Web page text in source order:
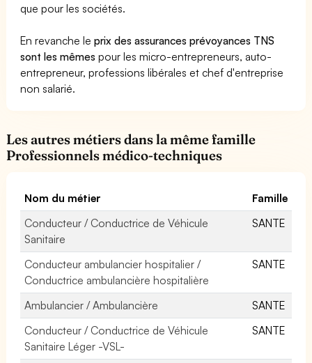
que pour les sociétés.
En revanche leprix des assurances prévoyances TNS
sont les mêmes pour les micro-entrepreneurs, auto-
entrepreneur, professions libérales et chef d'entreprise
non salarié.
Les autres métiers dans la même famille
Professionnels médico-techniques
Nom du métier
Famille
Conducteur / Conductrice de Véhicule
Sanitaire
SANTE
Conducteur ambulancier hospitalier /
Conductrice ambulancière hospitalière
SANTE
Ambulancier / Ambulancière
SANTE
Conducteur / Conductrice de Véhicule
Sanitaire Léger -VSL-
SANTE